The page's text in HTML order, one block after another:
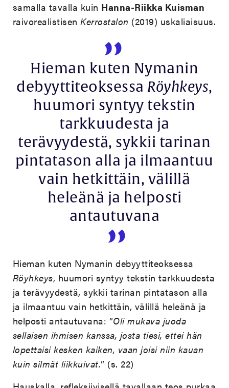
samalla tavalla kuin Hanna-Riikka Kuisman
raivorealistisenKerrostalon (2019) uskaliaisuus.
Hieman kuten Nymanin
debyyttiteoksessa Röyhkeys,
huumori syntyy tekstin
tarkkuudesta ja
terävyydestä, sykkii tarinan
pintatason alla ja ilmaantuu
vain hetkittäin, välillä
heleänä ja helposti
antautuvana
Hieman kuten Nymanin debyyttiteoksessa
Röyhkeys, huumori syntyy tekstin tarkkuudesta
ja terävyydestä, sykkii tarinan pintatason alla
ja ilmaantuu vain hetkittäin, välillä heleänä ja
helposti antautuvana: ”Oli mukava juoda
sellaisen ihmisen kanssa, josta tiesi, ettei hän
lopettaisi kesken kaiken, vaan joisi niin kauan
kuin silmät liikkuivat.” (s. 22)